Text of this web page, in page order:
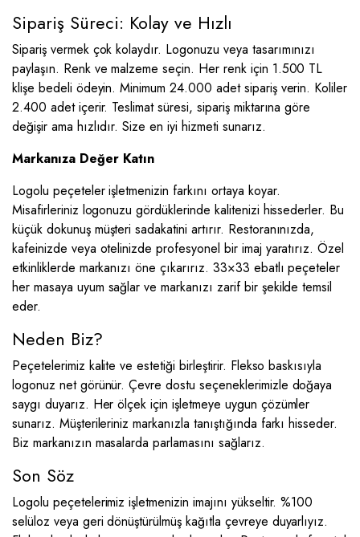
Sipariş Süreci: Kolay ve Hızlı
Sipariş vermek çok kolaydır. Logonuzu veya tasarımınızı
paylaşın. Renk ve malzeme seçin. Her renk için 1.500 TL
klişe bedeli ödeyin. Minimum 24.000 adet sipariş verin. Koliler
2.400 adet içerir. Teslimat süresi, sipariş miktarına göre
değişir ama hızlıdır. Size en iyi hizmeti sunarız.
Markanıza Değer Katın
Logolu peçeteler işletmenizin farkını ortaya koyar.
Misafirleriniz logonuzu gördüklerinde kalitenizi hissederler. Bu
küçük dokunuş müşteri sadakatini artırır. Restoranınızda,
kafeinizde veya otelinizde profesyonel bir imaj yaratırız. Özel
etkinliklerde markanızı öne çıkarırız. 33×33 ebatlı peçeteler
her masaya uyum sağlar ve markanızı zarif bir şekilde temsil
eder.
Neden Biz?
Peçetelerimiz kalite ve estetiği birleştirir. Flekso baskısıyla
logonuz net görünür. Çevre dostu seçeneklerimizle doğaya
saygı duyarız. Her ölçek için işletmeye uygun çözümler
sunarız. Müşterileriniz markanızla tanıştığında farkı hisseder.
Biz markanızın masalarda parlamasını sağlarız.
Son Söz
Logolu peçetelerimiz işletmenizin imajını yükseltir. %100
selüloz veya geri dönüştürülmüş kağıtla çevreye duyarlıyız.